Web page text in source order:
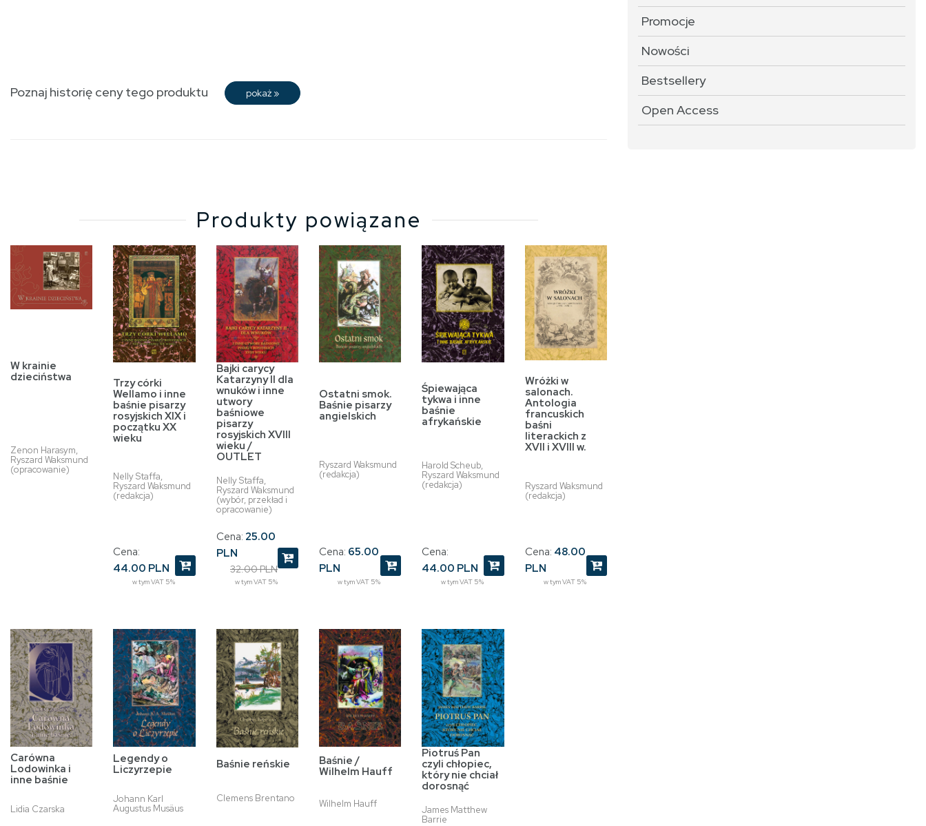
Poznaj historię ceny tego produktu pokaż »
Produkty powiązane
W krainie
dzieciństwa
Zenon Harasym,
Ryszard Waksmund
(opracowanie)
Trzy córki
Wellamo i inne
baśnie pisarzy
rosyjskich XIX i
początku XX
wieku
Nelly Staffa,
Ryszard Waksmund
(redakcja)
Cena:
44.00 PLN
w tym VAT 5%
Bajki carycy
Katarzyny II dla
wnuków i inne
utwory
baśniowe
pisarzy
rosyjskich XVIII
wieku /
OUTLET
Nelly Staffa,
Ryszard Waksmund
(wybór, przekład i
opracowanie)
Cena: 25.00
PLN
32.00 PLN
w tym VAT 5%
Ostatni smok.
Baśnie pisarzy
angielskich
Ryszard Waksmund
(redakcja)
Cena: 65.00
PLN
w tym VAT 5%
Śpiewająca
tykwa i inne
baśnie
afrykańskie
Harold Scheub,
Ryszard Waksmund
(redakcja)
Cena:
44.00 PLN
w tym VAT 5%
Wróżki w
salonach.
Antologia
francuskich
baśni
literackich z
XVII i XVIII w.
Ryszard Waksmund
(redakcja)
Cena: 48.00
PLN
w tym VAT 5%
Carówna
Lodowinka i
inne baśnie
Lidia Czarska
Legendy o
Liczyrzepie
Johann Karl
Augustus Musäus
Baśnie reńskie
Clemens Brentano
Baśnie /
Wilhelm Hauff
Wilhelm Hauff
Piotruś Pan
czyli chłopiec,
który nie chciał
dorosnąć
James Matthew
Barrie
Promocje
Nowości
Bestsellery
Open Access